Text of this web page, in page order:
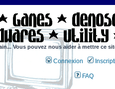
Vous pouvez nous aider à mettre ce
Connexion
FAQ